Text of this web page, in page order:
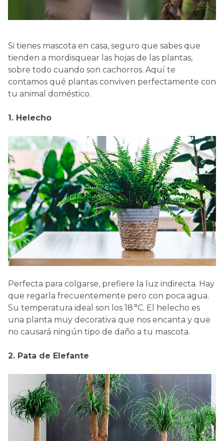
Si tienes mascota en casa, seguro que sabes que
tienden a mordisquear las hojas de las plantas,
sobre todo cuando son cachorros. Aquí te
contamos qué plantas conviven perfectamente con
tu animal doméstico.
1. Helecho
Perfecta para colgarse, prefiere la luz indirecta. Hay
que regarla frecuentemente pero con poca agua.
Su temperatura ideal son los 18 °C. El helecho es
una planta muy decorativa que nos encanta y que
no causará ningún tipo de daño a tu mascota.
2. Pata de Elefante